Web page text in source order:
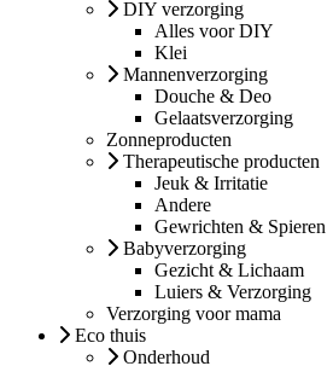
DIY verzorging
Alles voor DIY
Klei
Mannenverzorging
Douche & Deo
Gelaatsverzorging
Zonneproducten
Therapeutische producten
Jeuk & Irritatie
Andere
Gewrichten & Spieren
Babyverzorging
Gezicht & Lichaam
Luiers & Verzorging
Verzorging voor mama
Eco thuis
Onderhoud